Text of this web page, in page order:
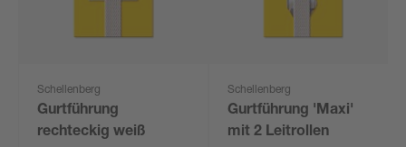
Schellenberg
Gurtführung
rechteckig weiß
Schellenberg
Gurtführung 'Maxi'
mit 2 Leitrollen